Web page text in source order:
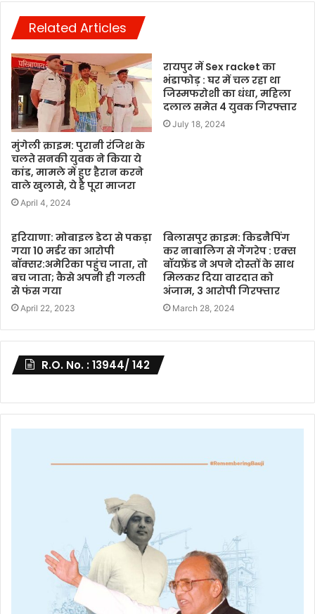
Related Articles
मुंगेली क्राइम: पुरानी रंजिश के
चलते सनकी युवक ने किया ये
कांड, मामले में हुए हैरान करने
वाले खुलासे, ये है पूरा माजरा
April 4, 2024
रायपुर में Sex racket का
भंडाफोड़ : घर में चल रहा था
जिस्मफरोशी का धंधा, महिला
दलाल समेत 4 युवक गिरफ्तार
July 18, 2024
हरियाणा: मोबाइल डेटा से पकड़ा
गया 10 मर्डर का आरोपी
बॉक्सर:अमेरिका पहुंच जाता, तो
बच जाता; कैसे अपनी ही गलती
से फंस गया
April 22, 2023
बिलासपुर क्राइम: किडनैपिंग
कर नाबालिग से गैंगरेप : एक्स
बॉयफ्रेंड ने अपने दोस्तों के साथ
मिलकर दिया वारदात को
अंजाम, 3 आरोपी गिरफ्तार
March 28, 2024
R.O. No. : 13944/ 142